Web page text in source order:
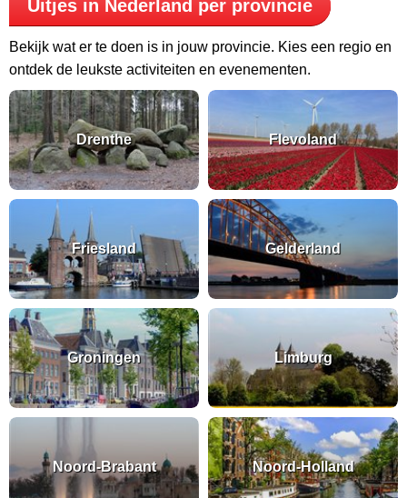
Uitjes in Nederland per provincie
Bekijk wat er te doen is in jouw provincie. Kies een regio en
ontdek de leukste activiteiten en evenementen.
Drenthe Flevoland
Friesland Gelderland
Groningen Limburg
Noord-Brabant Noord-Holland